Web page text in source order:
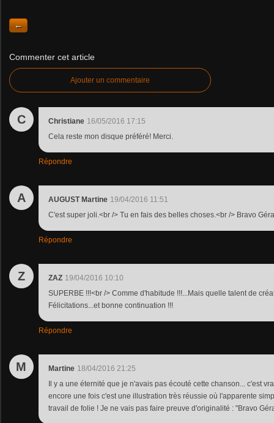
←
Commenter cet article
Ajouter un commentaire
C Christiane 16/05/2016 17:15
Cela reste mon disque préféré! Merci.
Répondre
A AUGUST Martine 19/04/2016 11:51
C'est super joli.<br /> Tu en fais des belles choses.<br /> Bravo
Répondre
Z ZAZ 19/04/2016 10:10
SUPERBE !!!<br /> Comme d'habitude !!!...Mais quelle talent de
Félicitations...et bonne continuation !!!
Répondre
M Martine 18/04/2016 21:25
Il y a une éternité que je n'avais pas écouté cette chanson... c'est
encore une fois c'est une illustration très réussie où l'apparente
travail de folie ! Je ne vais pas faire preuve d'originalité : "Bravo